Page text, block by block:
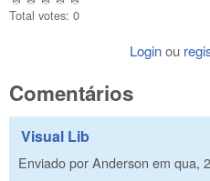
Total votes: 0
Loginou
Comentários
Visual Lib
Enviado porAnderson em qua,